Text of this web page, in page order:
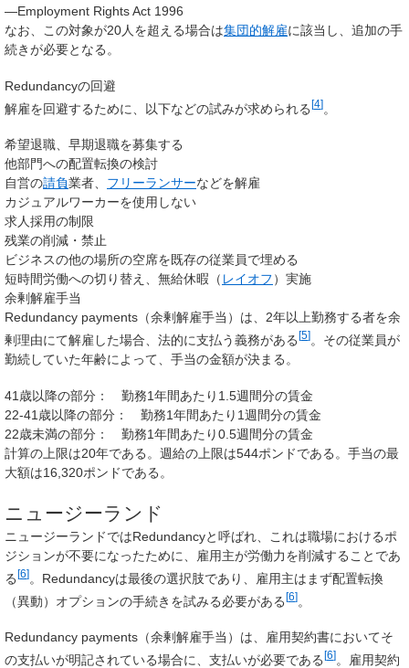
—Employment Rights Act 1996
なお、この対象が20人を超える場合は集団的解雇に該当し、追加の手
続きが必要となる。
Redundancyの回避
解雇を回避するために、以下などの試みが求められる[4]。
希望退職、早期退職を募集する
他部門への配置転換の検討
自営の請負業者、 フリーランサーなどを解雇
カジュアルワーカーを使用しない
求人採用の制限
残業の削減・禁止
ビジネスの他の場所の空席を既存の従業員で埋める
短時間労働への切り替え、無給休暇（ レイオフ）実施
余剰解雇手当
Redundancy payments（余剰解雇手当）は、2年以上勤務する者を余
剰理由にて解雇した場合、法的に支払う義務がある [5] 。その従業員が
勤続していた年齢によって、手当の金額が決まる。
41歳以降の部分： 勤務1年間あたり1.5週間分の賃金
22-41歳以降の部分： 勤務1年間あたり1週間分の賃金
22歳未満の部分： 勤務1年間あたり0.5週間分の賃金
計算の上限は20年である。週給の上限は544ポンドである。手当の最
大額は16,320ポンドである。
ニュージーランド
ニュージーランドではRedundancyと呼ばれ、これは職場におけるポ
ジションが不要になったために、雇用主が労働力を削減することであ
る [6] 。Redundancyは最後の選択肢であり、雇用主はまず配置転換
（異動）オプションの手続きを試みる必要がある[6]。
Redundancy payments（余剰解雇手当）は、雇用契約書においてそ
の支払いが明記されている場合に、支払いが必要である[6]。雇用契約